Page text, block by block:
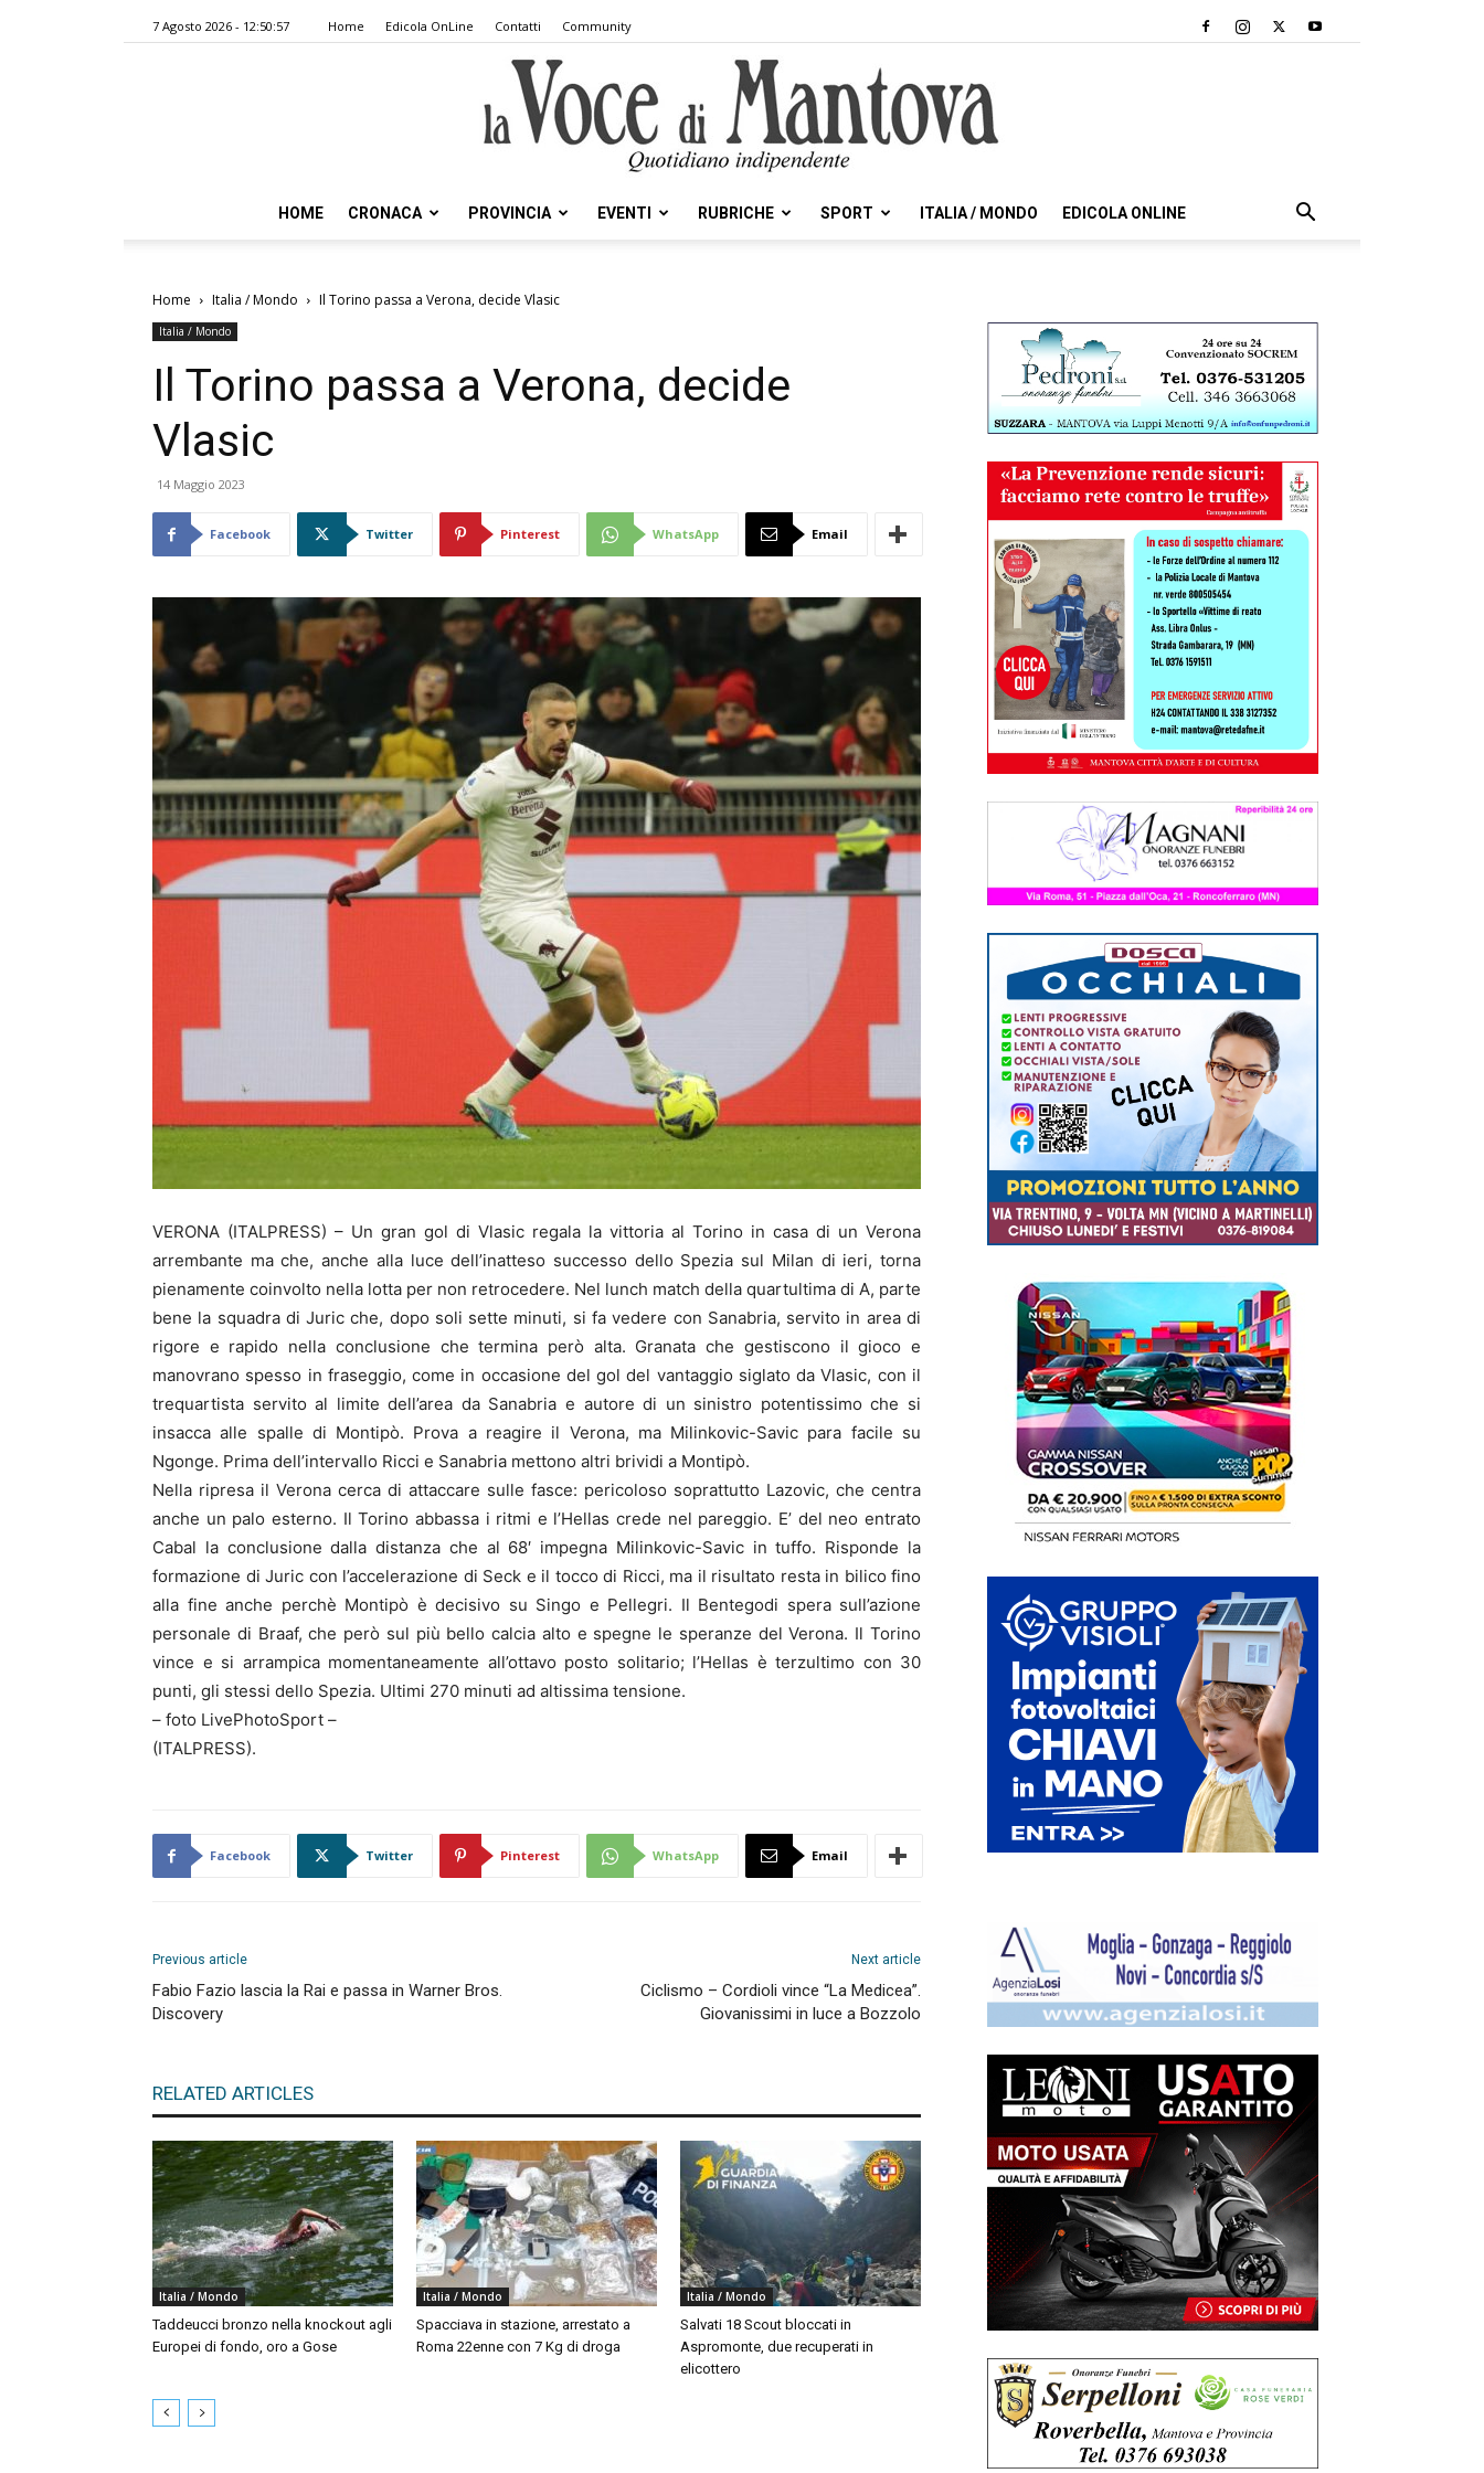
7 Agosto 2026 - 12:50:57 Home Edicola OnLine Contatti Community
Voce
Mantova
HOME CRONACA PROVINCIA EVENTI RUBRICHE SPORT ITALIA / MONDO EDICOLA ONLINE
Home Italia / Mondo Il Torino passa a Verona, decide Vlasic
Italia / Mondo
Il Torino passa a Verona, decide
Vlasic
14 Maggio 2023
Facebook Twitter Pinterest WhatsApp Email
VERONA (ITALPRESS) – Un gran gol di Vlasic regala la vittoria al Torino in casa di un Verona
arrembante ma che, anche alla luce dell’inatteso successo dello Spezia sul Milan di ieri, torna
pienamente coinvolto nella lotta per non retrocedere. Nel lunch match della quartultima di A, parte
bene la squadra di Juric che, dopo soli sette minuti, si fa vedere con Sanabria, servito in area di
rigore e rapido nella conclusione che termina però alta. Granata che gestiscono il gioco e
manovrano spesso in fraseggio, come in occasione del gol del vantaggio siglato da Vlasic, con il
trequartista servito al limite dell’area da Sanabria e autore di un sinistro potentissimo che si
insacca alle spalle di Montipò. Prova a reagire il Verona, ma Milinkovic-Savic para facile su
Ngonge. Prima dell’intervallo Ricci e Sanabria mettono altri brividi a Montipò.
Nella ripresa il Verona cerca di attaccare sulle fasce: pericoloso soprattutto Lazovic, che centra
anche un palo esterno. Il Torino abbassa i ritmi e l’Hellas crede nel pareggio. E’ del neo entrato
Cabal la conclusione dalla distanza che al 68′ impegna Milinkovic-Savic in tuffo. Risponde la
formazione di Juric con l’accelerazione di Seck e il tocco di Ricci, ma il risultato resta in bilico fino
alla fine anche perchè Montipò è decisivo su Singo e Pellegri. Il Bentegodi spera sull’azione
personale di Braaf, che però sul più bello calcia alto e spegne le speranze del Verona. Il Torino
vince e si arrampica momentaneamente all’ottavo posto solitario; l’Hellas è terzultimo con 30
punti, gli stessi dello Spezia. Ultimi 270 minuti ad altissima tensione.
– foto LivePhotoSport –
(ITALPRESS).
Facebook Twitter Pinterest WhatsApp Email
Previous article
Fabio Fazio lascia la Rai e passa in Warner Bros.
Discovery
Next article
Ciclismo – Cordioli vince “La Medicea”.
Giovanissimi in luce a Bozzolo
RELATED ARTICLES
Italia / Mondo
Taddeucci bronzo nella knockout agli
Europei di fondo, oro a Gose
Italia / Mondo
Spacciava in stazione, arrestato a
Roma 22enne con 7 Kg di droga
Italia / Mondo
Salvati 18 Scout bloccati in
Aspromonte, due recuperati in
elicottero